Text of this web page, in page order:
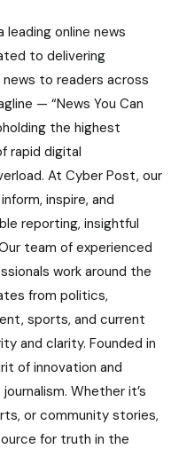
online news
to delivering
to readers across
— “News You Can
the highest
rapid digital
At Cyber Post, our
inspire, and
reporting, insightful
team of experienced
work around the
from politics,
sports, and current
and clarity. Founded in
of innovation and
Whether it’s
or community stories,
for truth in the